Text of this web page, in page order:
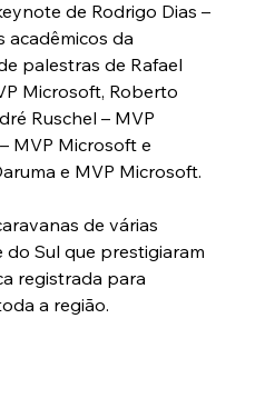
de Rodrigo Dias –
acadêmicos da
palestras de Rafael
Microsoft, Roberto
Ruschel – MVP
MVP Microsoft e
e MVP Microsoft.
de várias
do Sul que prestigiaram
registrada para
a região.